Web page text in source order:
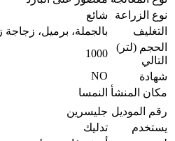
نوع الزراعة
شائع
التغليف
بالجملة، برميل، زجاجة
الحجم (لتر)
التالي
1000
شهادة
NO
مكان المنشأ النمسا
رقم الموديل جليسرين
يستخدم
تدليك